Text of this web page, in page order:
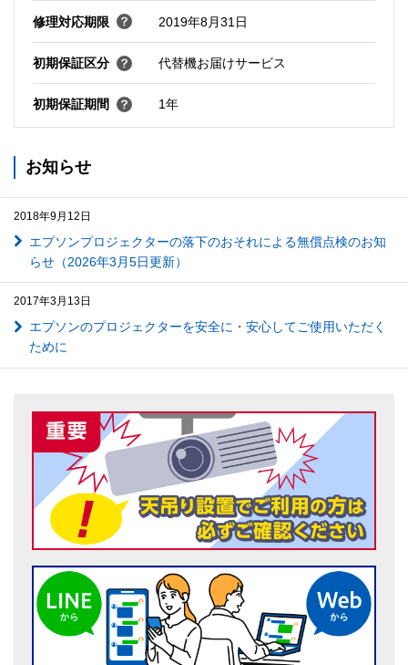
修理対応期限 2019年8月31日
初期保証区分 代替機お届けサービス
初期保証期間 1年
お知らせ
2018年9月12日
エプソンプロジェクターの落下のおそれによる無償点検のお知
らせ（2026年3月5日更新）
2017年3月13日
エプソンのプロジェクターを安全に・安心してご使用いただく
ために